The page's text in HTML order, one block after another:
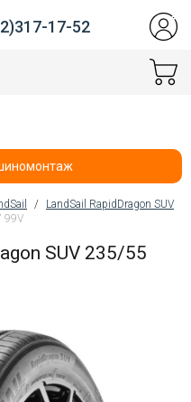
17-52
/
LandSail RapidDragon SUV
99V
SUV 235/55